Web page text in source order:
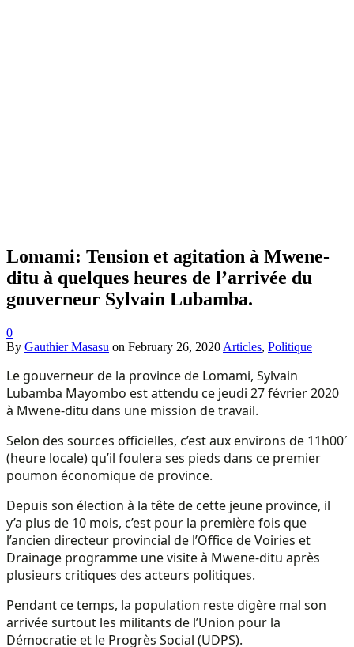
Lomami: Tension et agitation à Mwene-
ditu à quelques heures de l’arrivée du
gouverneur Sylvain Lubamba.
0
By Gauthier Masasu on February 26, 2020 Articles, Politique
Le gouverneur de la province de Lomami, Sylvain
Lubamba Mayombo est attendu ce jeudi 27 février 2020
à Mwene-ditu dans une mission de travail.
Selon des sources officielles, c’est aux environs de 11h00′
(heure locale) qu’il foulera ses pieds dans ce premier
poumon économique de province.
Depuis son élection à la tête de cette jeune province, il
y’a plus de 10 mois, c’est pour la première fois que
l’ancien directeur provincial de l’Office de Voiries et
Drainage programme une visite à Mwene-ditu après
plusieurs critiques des acteurs politiques.
Pendant ce temps, la population reste digère mal son
arrivée surtout les militants de l’Union pour la
Démocratie et le Progrès Social (UDPS).